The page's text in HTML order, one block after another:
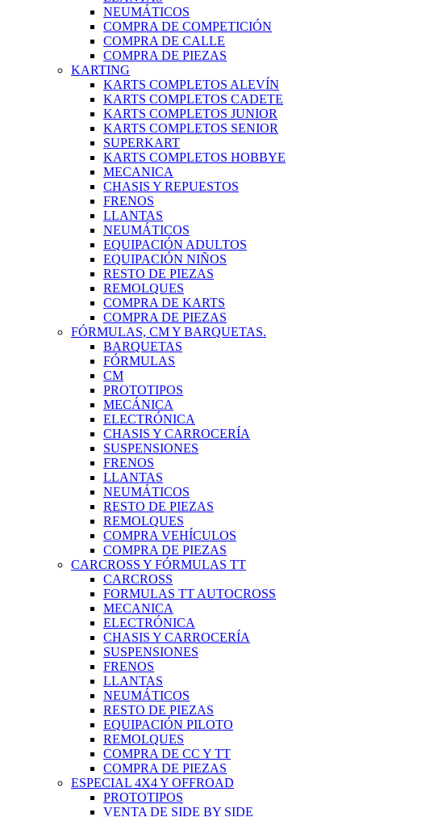
NEUMÁTICOS
COMPRA DE COMPETICIÓN
COMPRA DE CALLE
COMPRA DE PIEZAS
KARTING
KARTS COMPLETOS ALEVÍN
KARTS COMPLETOS CADETE
KARTS COMPLETOS JUNIOR
KARTS COMPLETOS SENIOR
SUPERKART
KARTS COMPLETOS HOBBYE
MECANICA
CHASIS Y REPUESTOS
FRENOS
LLANTAS
NEUMÁTICOS
EQUIPACIÓN ADULTOS
EQUIPACIÓN NIÑOS
RESTO DE PIEZAS
REMOLQUES
COMPRA DE KARTS
COMPRA DE PIEZAS
FÓRMULAS, CM Y BARQUETAS.
BARQUETAS
FÓRMULAS
CM
PROTOTIPOS
MECÁNICA
ELECTRÓNICA
CHASIS Y CARROCERÍA
SUSPENSIONES
FRENOS
LLANTAS
NEUMÁTICOS
RESTO DE PIEZAS
REMOLQUES
COMPRA VEHÍCULOS
COMPRA DE PIEZAS
CARCROSS Y FÓRMULAS TT
CARCROSS
FORMULAS TT AUTOCROSS
MECANICA
ELECTRÓNICA
CHASIS Y CARROCERÍA
SUSPENSIONES
FRENOS
LLANTAS
NEUMÁTICOS
RESTO DE PIEZAS
EQUIPACIÓN PILOTO
REMOLQUES
COMPRA DE CC Y TT
COMPRA DE PIEZAS
ESPECIAL 4X4 Y OFFROAD
PROTOTIPOS
VENTA DE SIDE BY SIDE